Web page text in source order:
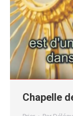
Chapelle